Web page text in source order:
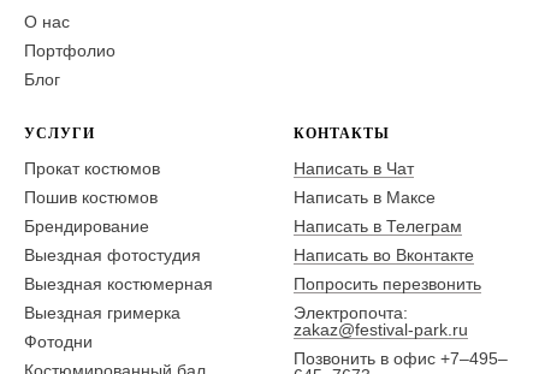
О нас
Портфолио
Блог
УСЛУГИ
Прокат костюмов
Пошив костюмов
Брендирование
Выездная фотостудия
Выездная костюмерная
Выездная гримерка
Фотодни
КОНТАКТЫ
Написать в Чат
Написать в Максе
Написать в Телеграм
Написать во Вконтакте
Попросить перезвонить
Электропочта:
zakaz@festival-park.ru
Позвонить в офис +7–495–